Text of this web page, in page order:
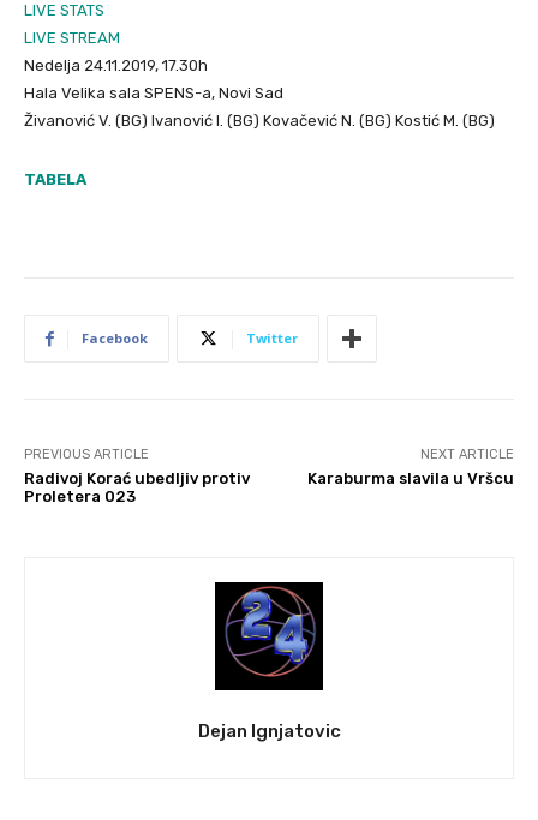
LIVE STATS
LIVE STREAM
Nedelja 24.11.2019, 17.30h
Hala Velika sala SPENS-a, Novi Sad
Živanović V. (BG) Ivanović I. (BG) Kovačević N. (BG) Kostić M. (BG)
TABELA
Facebook Twitter
PREVIOUS ARTICLE
Radivoj Korać ubedljiv protiv
Proletera 023
NEXT ARTICLE
Karaburma slavila u Vršcu
Dejan Ignjatovic